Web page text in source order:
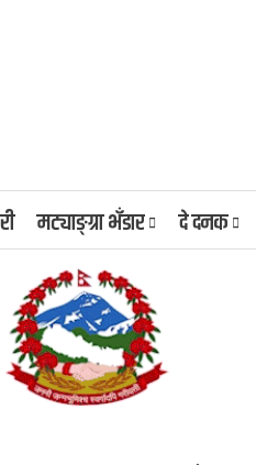
मट्याङ्ग्रा भँडार दे दनक